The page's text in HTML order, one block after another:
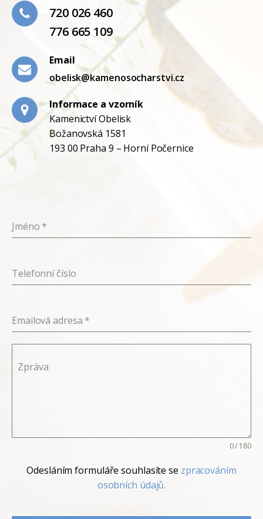
720 026 460
776 665 109
Email
obelisk@kamenosocharstvi.cz
Informace a vzorník
Kamenictví Obelisk
Božanovská 1581
193 00 Praha 9 – Horní Počernice
Jméno *
Telefonní číslo
Emailová adresa *
Zpráva
0 / 180
Odesláním formuláře souhlasíte se zpracováním
osobních údajů.